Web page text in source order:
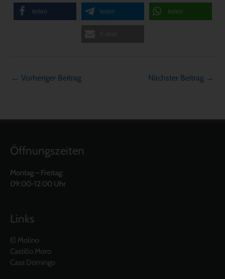
teilen teilen teilen
← Vorheriger Beitrag Nächster Beitrag →
Öffnungszeiten
Montag – Freitag:
09:00-12:00 Uhr
Links
El Molino
Castillo Moro
Casa Domingo